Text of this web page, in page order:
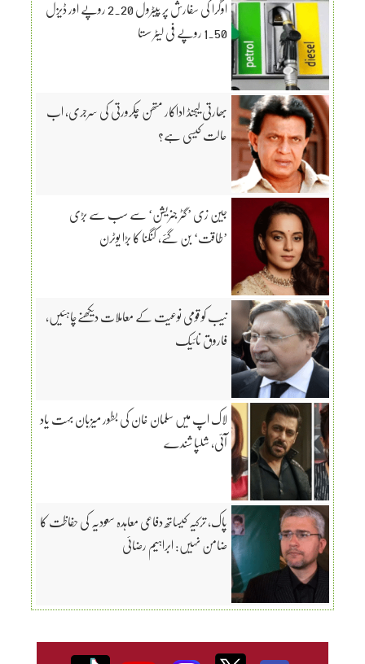
اوگرا کی سفارش پر پیٹرول 2.20 روپے اور ڈیزل
1.50 روپے فی لیٹر سستا
بھارتی لیجنڈ اداکار متھن چکرورتی کی سرجری، اب
حالت کیسی ہے؟
جین زی ’گٹر جنریشن‘ سے سب سے بڑی
’طاقت‘ بن گئے، کنگنا کا بڑا یوٹرن
نیب کو قومی نوعیت کے معاملات دیکھنےچاہئیں،
فاروق نائیک
لاک اپ میں سلمان خان کی بطور میزبان بہت یاد
آئی، شلپا شندے
پاک، ترکیہ کیساتھ دفاعی معاہدہ سعودیہ کی حفاظت کا
ضامن نہیں: ابراہیم رضائی